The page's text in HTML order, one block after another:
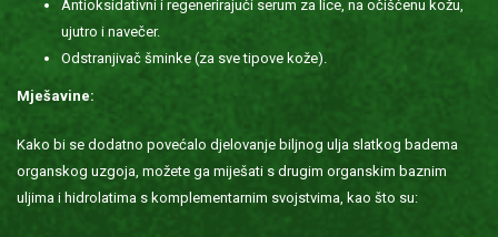
Antioksidativni i regenerirajući serum za lice, na očišćenu kožu,
ujutro i navečer.
Odstranjivač šminke (za sve tipove kože).
Mješavine:
Kako bi se dodatno povećalo djelovanje biljnog ulja slatkog badema
organskog uzgoja, možete ga miješati s drugim organskim baznim
uljima i hidrolatima s komplementarnim svojstvima, kao što su: